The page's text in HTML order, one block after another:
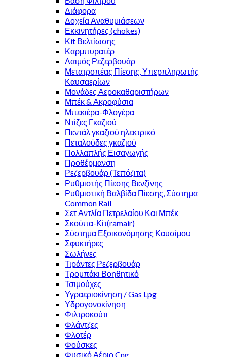
Διάφορα
Δοχεία Αναθυμιάσεων
Εκκινητήρες (chokes)
Κit Βελτίωσης
Καρμπυρατέρ
Λαιμός Ρεζερβουάρ
Μετατροπέας Πίεσης, Υπερπληρωτής
Καυσαερίων
Μονάδες Αεροκαθαριστήρων
Μπέκ & Ακροφύσια
Μπεκιέρα-Φλογέρα
Ντίζες Γκαζιού
Πεντάλ γκαζιού ηλεκτρικό
Πεταλούδες γκαζιού
Πολλαπλής Εισαγωγής
Προθέρμανση
Ρεζερβουάρ (Τεπόζιτα)
Ρυθμιστής Πίεσης Βενζίνης
Ρυθμιστική Βαλβίδα Πίεσης, Σύστημα
Common Rail
Σετ Αντλία Πετρελαίου Και Μπέκ
Σκούπα-Κίτ(ramair)
Σύστημα Εξοικονόμησης Καυσίμου
Σφυκτήρες
Σωλήνες
Τιράντες Ρεζερβουάρ
Τρομπάκι Βοηθητικό
Τσιμούχες
Υγραεριοκίνηση / Gas Lpg
Υδρογονοκίνηση
Φιλτροκούτι
Φλάντζες
Φλοτέρ
Φούσκες
Φυσικό Αέριο Cng